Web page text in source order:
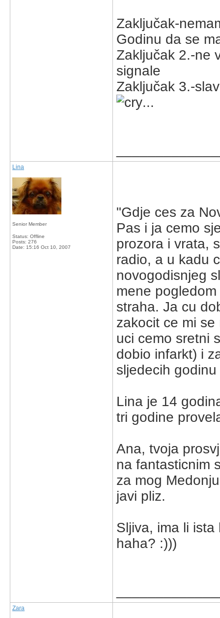
Zaključak-
Godinu da se
Zaključak 2.-ne
signale
Zaključak 3.-
...
Lina
Senior Member
Status: Offline
Posts: 276
Date: 15:16 Oct 10, 2007
"Gdje ces za
Pas i ja cemo
prozora i vrata,
radio, a u kadu
novogodisnjeg
mene
straha. Ja cu
zakocit ce mi
uci cemo sretni
dobio infarkt) i
sljedecih
Lina je 14
tri godine
Ana, tvoja
na fantasticnim
za mog
javi pliz.
Sljiva, ima li
haha? :)))
Zara